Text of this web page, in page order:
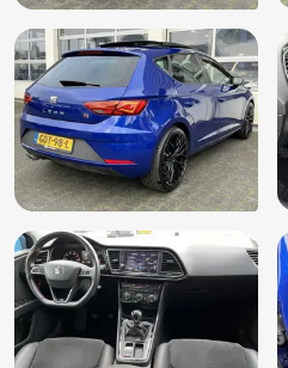
Hoofdsteunen achter
Isofix bevestiging voor
LED achterlichten
LED dagrijverlichting
Lederen stuurwiel
Lederen versnellingspook
LED mistlampen
Lendesteunen (verstelbaar)
Lichtmetalen velgen 19"
Microvezel bekleding
Mistlampen voor